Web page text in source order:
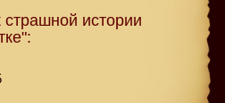
страшной истории